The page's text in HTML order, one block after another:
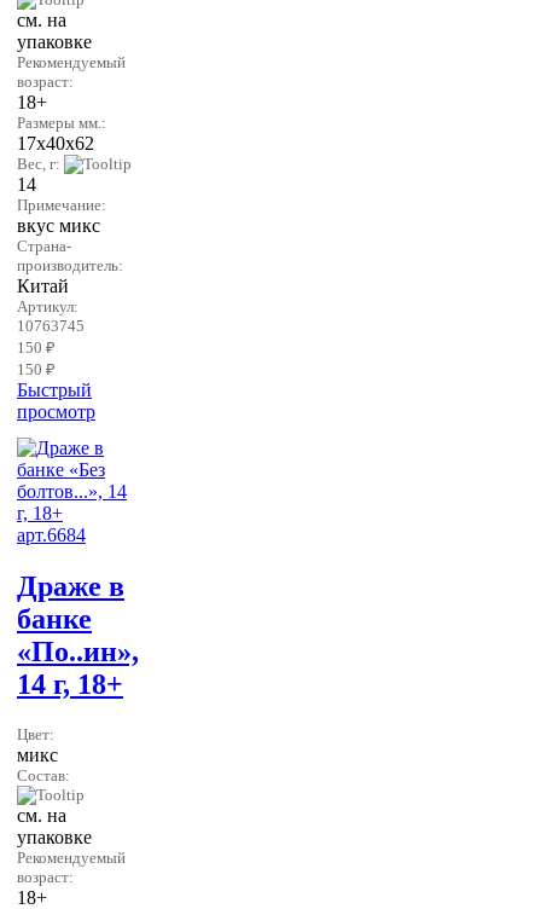
см. на
упаковке
Рекомендуемый
возраст:
18+
Размеры мм.:
17х40х62
Вес, г:
14
Примечание:
вкус микс
Страна-
производитель:
Китай
Артикул:
10763745
150 ₽
150 ₽
Быстрый
просмотр
Драже в
банке
«По..ин»,
14 г, 18+
Цвет:
микс
Состав:
см. на
упаковке
Рекомендуемый
возраст:
18+